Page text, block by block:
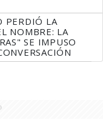
PERDIÓ LA
NOMBRE: LA
SE IMPUSO